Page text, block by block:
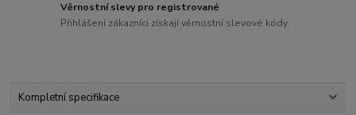
Věrnostní slevy pro registrované
Přihlášení zákazníci získají věrnostní slevové kódy
Kompletní specifikace